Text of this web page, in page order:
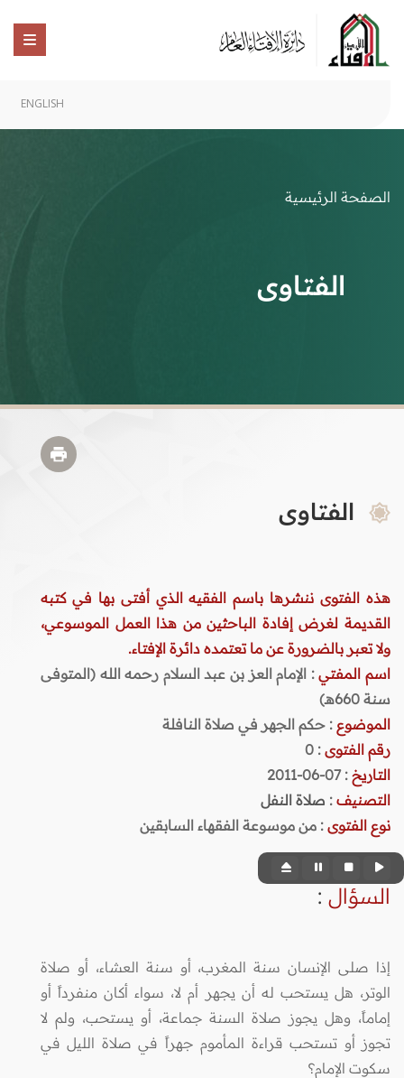
ENGLISH
الصفحة الرئيسية
الفتاوى
الفتاوى
هذه الفتوى ننشرها باسم الفقيه الذي أفتى بها في كتبه
القديمة لغرض إفادة الباحثين من هذا العمل الموسوعي،
ولا تعبر بالضرورة عن ما تعتمده دائرة الإفتاء.
اسم المفتي: الإمام العز بن عبد السلام رحمه الله (المتوفى
سنة 660هـ)
الموضوع : حكم الجهر في صلاة النافلة
رقم الفتوى :
0
التاريخ : 07-06-2011
التصنيف : صلاة النفل
نوع الفتوى : من موسوعة الفقهاء السابقين
السؤال :
إذا صلى الإنسان سنة المغرب، أو سنة العشاء، أو صلاة
الوتر، هل يستحب له أن يجهر أم لا، سواء أكان منفرداً أو
إماماً، وهل يجوز صلاة السنة جماعة، أو يستحب، ولم لا
تجوز أو تستحب قراءة المأموم جهراً في صلاة الليل في
سكوت الإمام؟